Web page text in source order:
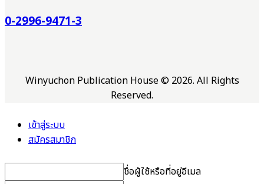
0-2996-9471-3
Winyuchon Publication House © 2026. All Rights
Reserved.
เข้าสู่ระบบ
สมัครสมาชิก
ชื่อผู้ใช้หรือที่อยู่อีเมล